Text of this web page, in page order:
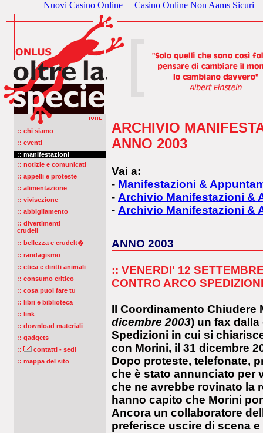
Nuovi Casino Online Casino Online Non Aams Sicuri
:: chi siamo
:: eventi
:: manifestazioni
:: notizie e comunicati
:: appelli e proteste
:: alimentazione
:: vivisezione
:: abbigliamento
:: divertimenti
crudeli
:: bellezza e crudelt�
:: randagismo
:: etica e diritti animali
:: consumo critico
:: cosa puoi fare tu
:: libri e biblioteca
:: link
:: download materiali
:: gadgets
::
contatti - sedi
:: mappa del sito
ARCHIVIO
ANNO 2003
Vai a:
- Manifestazioni &
- Archivio Manifestazioni &
- Archivio Manifestazioni &
ANNO 2003
:: VENERDI' 12
CONTRO ARCO SPEDIZIONI
Il Coordinamento Chiudere
dicembre 2003) un fax
Spedizioni in cui si
con Morini, il 31 dicembre
Dopo proteste, telefonate,
che è stato annunciato per
che ne avrebbe rovinato la
hanno capito che Morini
Ancora un collaboratore
preferisce uscire di scena